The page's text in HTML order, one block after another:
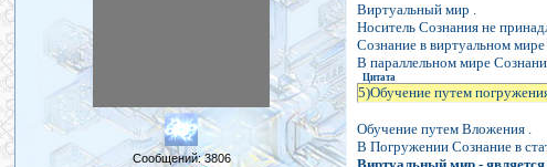
Сообщений:3806
Виртуальный мир .
Носитель Сознания не
Сознание в виртуальном
В параллельном мире
Цитата
5)Обучение путем
Обучение путем Вложения .
В Погружении Сознание в